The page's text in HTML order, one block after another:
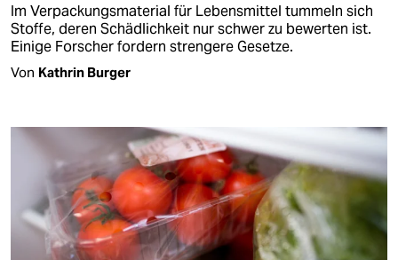
Im Verpackungsmaterial für Lebensmittel tummeln sich
Stoffe, deren Schädlichkeit nur schwer zu bewerten ist.
Einige Forscher fordern strengere Gesetze.
Von Kathrin Burger